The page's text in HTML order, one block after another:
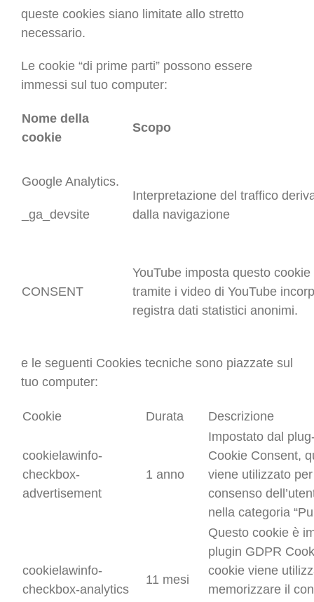
queste cookies siano limitate allo stretto
necessario.
Le cookie “di prime parti” possono essere
immessi sul tuo computer:
Nome della
cookie
Scopo
Google Analytics.
_ga_devsite
Interpretazione del traffico
dalla navigazione
CONSENT
YouTube imposta questo cookie
tramite i video di YouTube
registra dati statistici anonimi.
e le seguenti Cookies tecniche sono piazzate sul
tuo computer:
Cookie Durata Descrizione
cookielawinfo-
checkbox-
advertisement
1 anno
Impostato dal
Cookie Consent,
viene utilizzato
consenso
nella categoria
cookielawinfo-
checkbox-analytics
11 mesi
Questo cookie è
plugin GDPR
cookie viene
memorizzare il